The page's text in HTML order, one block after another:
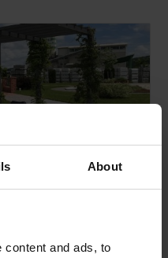
About
content and ads, to
CAD vizualizaciju